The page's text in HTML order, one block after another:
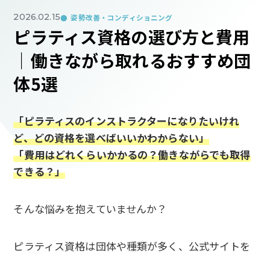
2026.02.15 姿勢改善・コンディショニング
ピラティス資格の選び方と費用
｜働きながら取れるおすすめ団
体5選
「ピラティスのインストラクターになりたいけれ
ど、どの資格を選べばいいかわからない」
「費用はどれくらいかかるの？働きながらでも取得
できる？」
そんな悩みを抱えていませんか？
ピラティス資格は団体や種類が多く、公式サイトを